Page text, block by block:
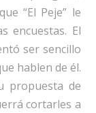
“El Peje” le
encuestas. El
ser sencillo
hablen de él.
propuesta de
cortarles a